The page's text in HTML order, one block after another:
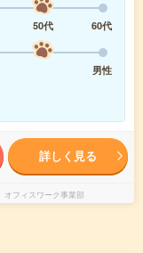
50代
60代
男性
詳しく見る
フィスワーク事業部